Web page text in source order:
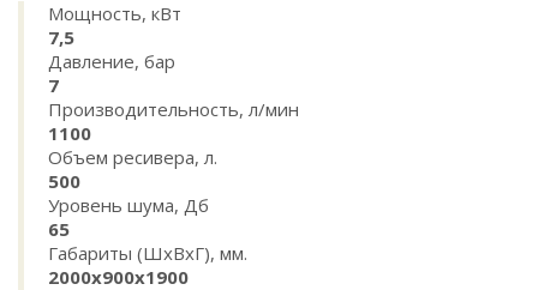
Мощность, кВт
7,5
Давление, бар
7
Производительность, л/мин
1100
Объем ресивера, л.
500
Уровень шума, Дб
65
Габариты (ШхВхГ), мм.
2000x900x1900